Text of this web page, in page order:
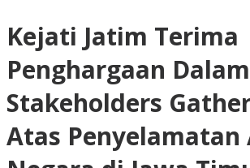
Kejati Jatim Terima
Penghargaan
Stakeholders
Atas Penyelamatan